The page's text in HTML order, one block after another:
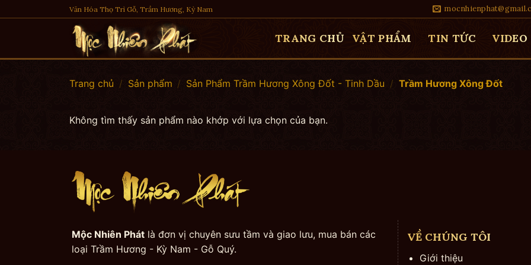
to
Văn Hóa Thọ Trì Gỗ, Trầm Hương, Kỳ Nam
TRANG CHỦ VẬT PHẨM TIN TỨC VIDEO
Trang chủ / Sản phẩm / Sản Phẩm Trầm Hương Xông Đốt - Tinh Dầu / Trầm Hương Xông Đốt
Không tìm thấy sản phẩm nào khớp với lựa chọn của bạn.
Mộc Nhiên Phátlà đơn vị chuyên sưu tầm và giao lưu, mua bán các
loại Trầm Hương - Kỳ Nam - Gỗ Quý.
VỀ CHÚNG TÔI
Giới thiệu